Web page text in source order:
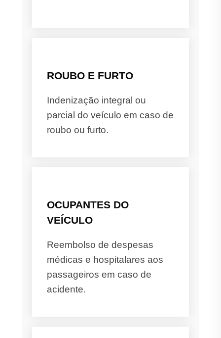
ROUBO E FURTO
Indenização integral ou
parcial do veículo em caso de
roubo ou furto.
OCUPANTES DO
VEÍCULO
Reembolso de despesas
médicas e hospitalares aos
passageiros em caso de
acidente.